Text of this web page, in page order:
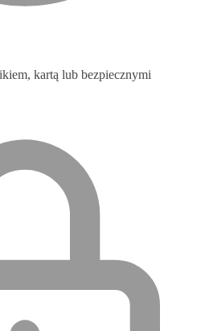
kartą lub bezpiecznymi